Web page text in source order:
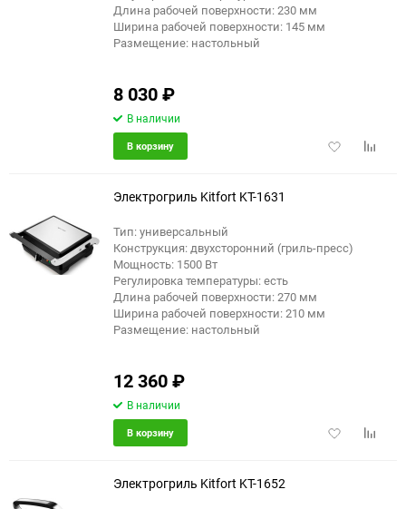
Длина рабочей поверхности: 230 мм
Ширина рабочей поверхности: 145 мм
Размещение: настольный
8 030₽
В наличии
Добавить
В корзину
Электрогриль Kitfort KT-1631
Тип: универсальный
Конструкция: двухсторонний (гриль-пресс)
Мощность: 1500 Вт
Регулировка температуры: есть
Длина рабочей поверхности: 270 мм
Ширина рабочей поверхности: 210 мм
Размещение: настольный
12 360₽
В наличии
Добавить
В корзину
Электрогриль Kitfort KT-1652